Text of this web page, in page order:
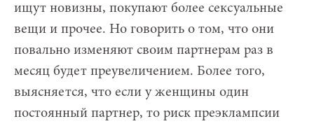
ищут новизны, покупают более сексуальные
вещи и прочее. Но говорить о том, что они
повально изменяют своим партнерам раз в
месяц будет преувеличением. Более того,
выясняется, что если у женщины один
постоянный партнер, то риск преэклампсии